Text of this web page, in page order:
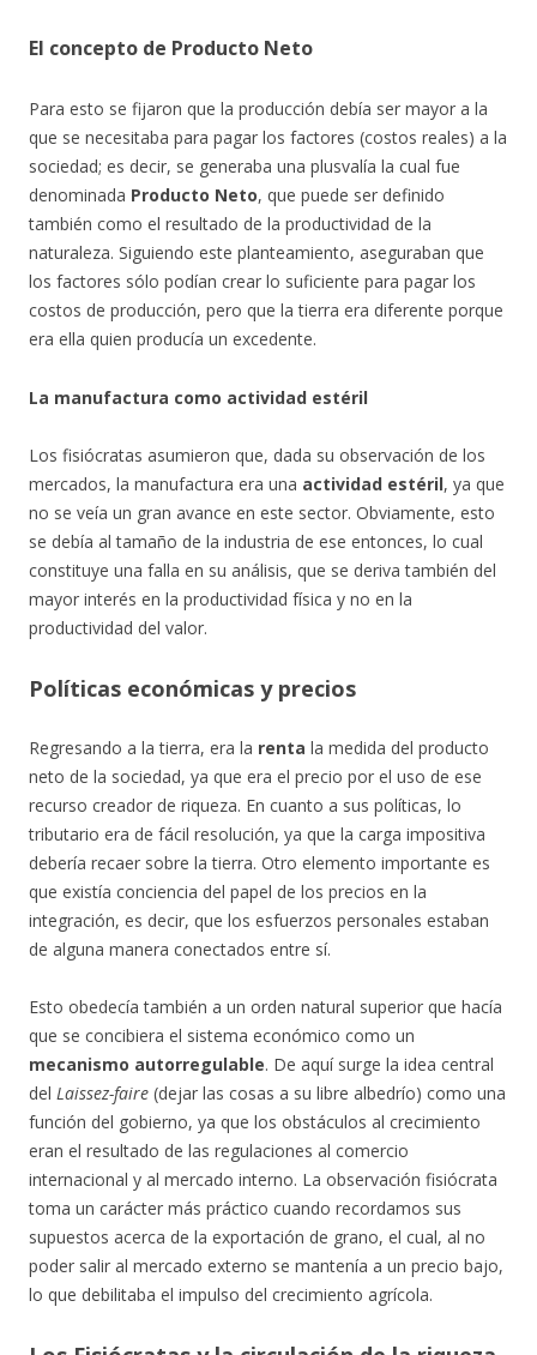
El concepto de Producto Neto
Para esto se fijaron que la producción debía ser mayor a la
que se necesitaba para pagar los factores (costos reales) a la
sociedad; es decir, se generaba una plusvalía la cual fue
denominada Producto Neto, que puede ser definido
también como el resultado de la productividad de la
naturaleza. Siguiendo este planteamiento, aseguraban que
los factores sólo podían crear lo suficiente para pagar los
costos de producción, pero que la tierra era diferente porque
era ella quien producía un excedente.
La manufactura como actividad estéril
Los fisiócratas asumieron que, dada su observación de los
mercados, la manufactura era una actividad estéril, ya que
no se veía un gran avance en este sector. Obviamente, esto
se debía al tamaño de la industria de ese entonces, lo cual
constituye una falla en su análisis, que se deriva también del
mayor interés en la productividad física y no en la
productividad del valor.
Políticas económicas y precios
Regresando a la tierra, era la renta la medida del producto
neto de la sociedad, ya que era el precio por el uso de ese
recurso creador de riqueza. En cuanto a sus políticas, lo
tributario era de fácil resolución, ya que la carga impositiva
debería recaer sobre la tierra. Otro elemento importante es
que existía conciencia del papel de los precios en la
integración, es decir, que los esfuerzos personales estaban
de alguna manera conectados entre sí.
Esto obedecía también a un orden natural superior que hacía
que se concibiera el sistema económico como un
mecanismo autorregulable. De aquí surge la idea central
del Laissez-faire (dejar las cosas a su libre albedrío) como una
función del gobierno, ya que los obstáculos al crecimiento
eran el resultado de las regulaciones al comercio
internacional y al mercado interno. La observación fisiócrata
toma un carácter más práctico cuando recordamos sus
supuestos acerca de la exportación de grano, el cual, al no
poder salir al mercado externo se mantenía a un precio bajo,
lo que debilitaba el impulso del crecimiento agrícola.